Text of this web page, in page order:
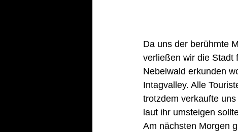
Da uns der berühmte
verließen wir die Stadt
Nebelwald erkunden
Intagvalley. Alle
trotzdem verkaufte
laut ihr umsteigen
Am nächsten Morgen